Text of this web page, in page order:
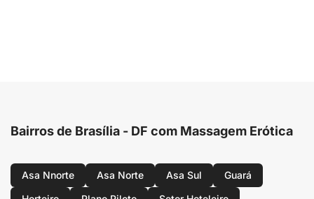
Bairros de Brasília - DF com Massagem Erótica
Asa Nnorte Asa Norte Asa Sul
Guará